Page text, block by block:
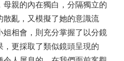
母親的內在獨白，分隔獨立的
散亂，又模擬了她的意識流
姐相會，則充分掌握了以分鏡
，更採取了類似鏡頭呈現的